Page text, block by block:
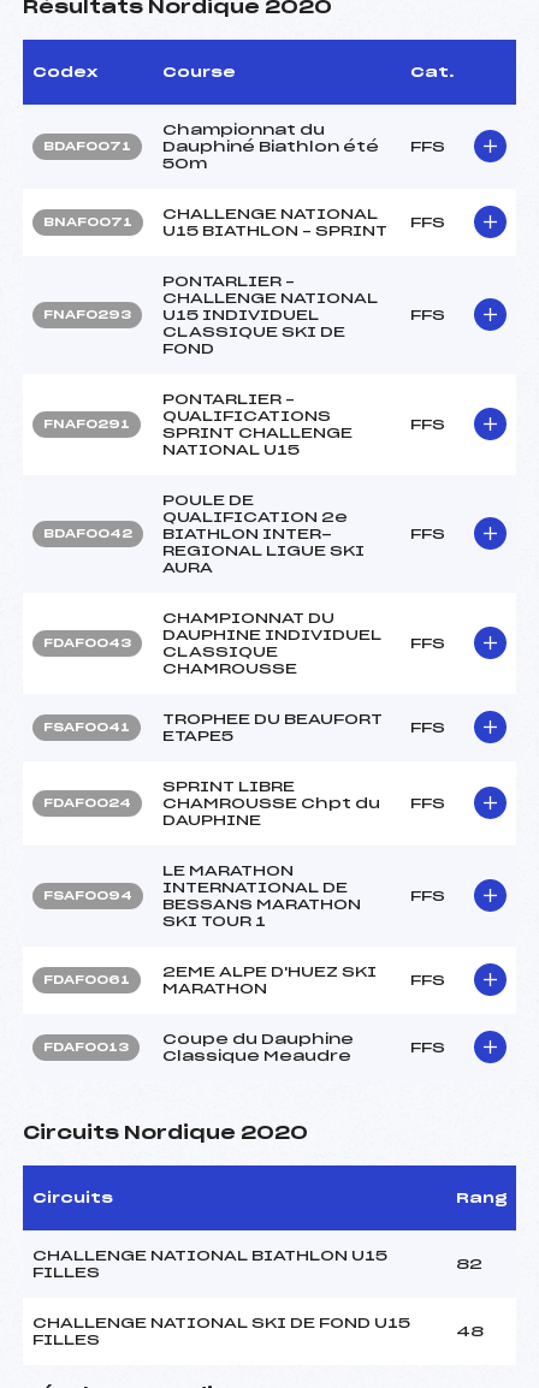
Résultats Nordique 2020
Codex Course Cat.
BDAF0071
Championnat du
Dauphiné Biathlon été
50m
FFS
BNAF0071
CHALLENGE NATIONAL
U15 BIATHLON – SPRINT
FFS
FNAF0293
PONTARLIER –
CHALLENGE NATIONAL
U15 INDIVIDUEL
CLASSIQUE SKI DE
FOND
FFS
FNAF0291
PONTARLIER –
QUALIFICATIONS
SPRINT CHALLENGE
NATIONAL U15
FFS
BDAF0042
POULE DE
QUALIFICATION 2e
BIATHLON INTER-
REGIONAL LIGUE SKI
AURA
FFS
FDAF0043
CHAMPIONNAT DU
DAUPHINE INDIVIDUEL
CLASSIQUE
CHAMROUSSE
FFS
FSAF0041
TROPHEE DU BEAUFORT
ETAPE5
FFS
FDAF0024
SPRINT LIBRE
CHAMROUSSE Chpt du
DAUPHINE
FFS
FSAF0094
LE MARATHON
INTERNATIONAL DE
BESSANS MARATHON
SKI TOUR 1
FFS
FDAF0061
2EME ALPE D'HUEZ SKI
MARATHON
FFS
FDAF0013
Coupe du Dauphine
Classique Meaudre
FFS
Circuits Nordique 2020
Circuits Rang
CHALLENGE NATIONAL BIATHLON U15
FILLES
82
CHALLENGE NATIONAL SKI DE FOND U15
FILLES
48